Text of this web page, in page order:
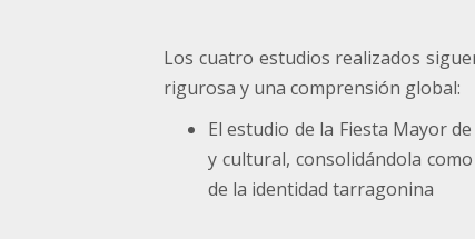
Los cuatro estudios realizados
rigurosa y una comprensión global:
El estudio de la Fiesta Mayor
y cultural, consolidándola
de la identidad tarragonina